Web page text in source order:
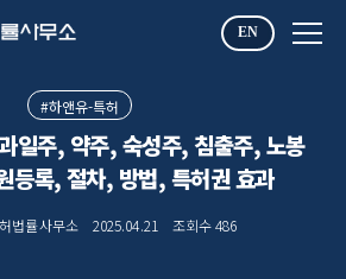
EN
#하앤유-특허
일주, 약주, 숙성주, 침출주, 노봉
등록, 절차, 방법, 특허권 효과
법률사무소 2025.04.21 조회수486